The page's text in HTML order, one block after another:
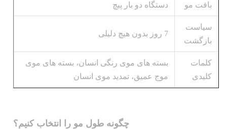
بافت مو دستگاه دو بار پیچ
سیاست
بازگشت
7 روز بدون هیچ دلیلی
کلمات
کلیدی
بسته های موی رنگی انسان، بسته های موی
موج عمیق، تمدید موی انسان
چگونه طول مو را انتخاب کنیم؟